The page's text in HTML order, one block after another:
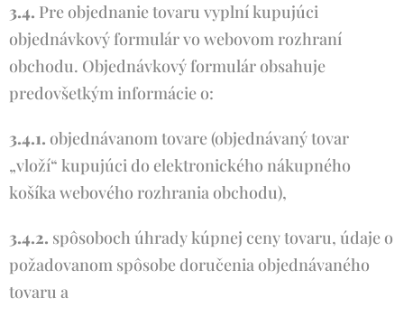
3.4. Pre objednanie tovaru vyplní kupujúci
objednávkový formulár vo webovom rozhraní
obchodu. Objednávkový formulár obsahuje
predovšetkým informácie o:
3.4.1. objednávanom tovare (objednávaný tovar
„vloží“ kupujúci do elektronického nákupného
košíka webového rozhrania obchodu),
3.4.2. spôsoboch úhrady kúpnej ceny tovaru, údaje o
požadovanom spôsobe doručenia objednávaného
tovaru a